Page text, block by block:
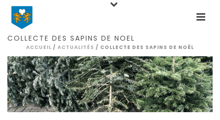
COLLECTE DES SAPINS DE NOËL
ACCUEIL / ACTUALITÉS / COLLECTE DES SAPINS DE NOËL